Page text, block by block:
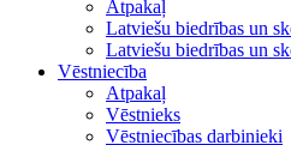
Atpakaļ
Latviešu biedrības un
Latviešu biedrības un
Vēstniecība
Atpakaļ
Vēstnieks
Vēstniecības darbinieki